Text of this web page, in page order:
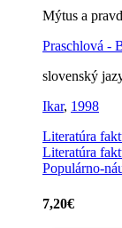
Mýtus a
Praschlová -
slovenský
Ikar, 1998
Literatúra
Literatúra
Populárno-
7,20€